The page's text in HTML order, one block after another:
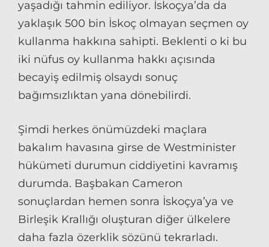
yaşadığı tahmin ediliyor. İskoçya’da da
yaklaşık 500 bin İskoç olmayan seçmen oy
kullanma hakkına sahipti. Beklenti o ki bu
iki nüfus oy kullanma hakkı açısında
becayiş edilmiş olsaydı sonuç
bağımsızlıktan yana dönebilirdi.
Şimdi herkes önümüzdeki maçlara
bakalım havasına girse de Westminister
hükümeti durumun ciddiyetini kavramış
durumda. Başbakan Cameron
sonuçlardan hemen sonra İskoçya’ya ve
Birleşik Krallığı oluşturan diğer ülkelere
daha fazla özerklik sözünü tekrarladı.